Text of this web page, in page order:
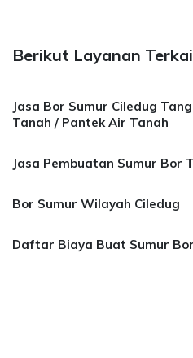
Berikut Layanan
Jasa Bor Sumur Ciledug
Tanah / Pantek Air Tanah
Jasa Pembuatan Sumur Bor
Bor Sumur Wilayah Ciledug
Daftar Biaya Buat Sumur